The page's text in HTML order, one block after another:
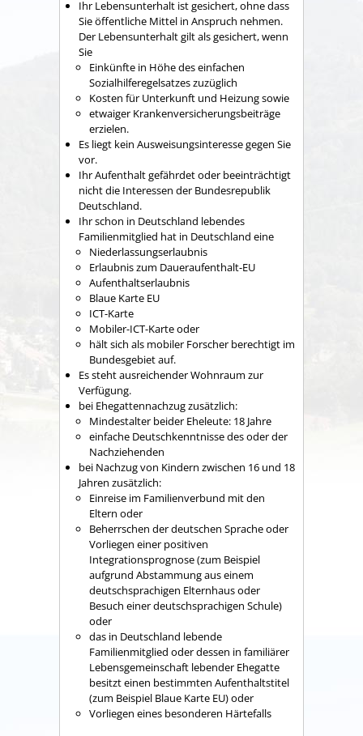
Ihr Lebensunterhalt ist gesichert, ohne dass
Sie öffentliche Mittel in Anspruch nehmen.
Der Lebensunterhalt gilt als gesichert, wenn
Sie
Einkünfte in Höhe des einfachen
Sozialhilferegelsatzes zuzüglich
Kosten für Unterkunft und Heizung sowie
etwaiger Krankenversicherungsbeiträge
erzielen.
Es liegt kein Ausweisungsinteresse gegen Sie
vor.
Ihr Aufenthalt gefährdet oder beeinträchtigt
nicht die Interessen der Bundesrepublik
Deutschland.
Ihr schon in Deutschland lebendes
Familienmitglied hat in Deutschland eine
Niederlassungserlaubnis
Erlaubnis zum Daueraufenthalt-EU
Aufenthaltserlaubnis
Blaue Karte EU
ICT-Karte
Mobiler-ICT-Karte oder
hält sich als mobiler Forscher berechtigt im
Bundesgebiet auf.
Es steht ausreichender Wohnraum zur
Verfügung.
bei Ehegattennachzug zusätzlich:
Mindestalter beider Eheleute: 18 Jahre
einfache Deutschkenntnisse des oder der
Nachziehenden
bei Nachzug von Kindern zwischen 16 und 18
Jahren zusätzlich:
Einreise im Familienverbund mit den
Eltern oder
Beherrschen der deutschen Sprache oder
Vorliegen einer positiven
Integrationsprognose(zum Beispiel
aufgrund Abstammung aus einem
deutschsprachigen Elternhaus oder
Besuch einer deutschsprachigen Schule)
oder
das in Deutschland lebende
Familienmitglied oder dessen in familiärer
Lebensgemeinschaft lebender Ehegatte
besitzt einen bestimmten Aufenthaltstitel
(zum Beispiel Blaue Karte EU) oder
Vorliegen eines besonderen Härtefalls